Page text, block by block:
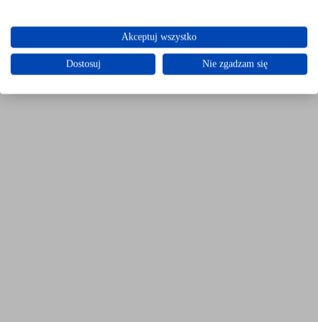
Akceptuj wszystko
Dostosuj Nie zgadzam się